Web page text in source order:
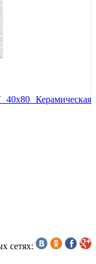
Керамическая
сетях: